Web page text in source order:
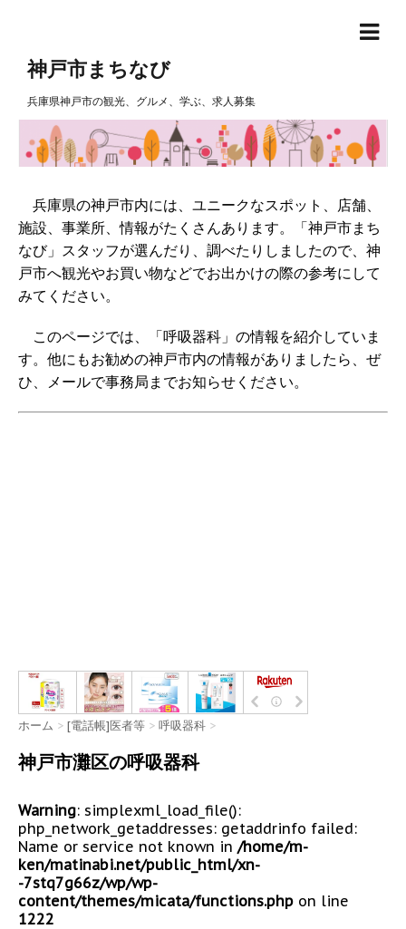
神戸市まちなび
兵庫県神戸市の観光、グルメ、学ぶ、求人募集
兵庫県の神戸市内には、ユニークなスポット、店舗、
施設、事業所、情報がたくさんあります。「神戸市まち
なび」スタッフが選んだり、調べたりしましたので、神
戸市へ観光やお買い物などでお出かけの際の参考にして
みてください。
このページでは、「呼吸器科」の情報を紹介していま
す。他にもお勧めの神戸市内の情報がありましたら、ぜ
ひ、メールで事務局までお知らせください。
ホーム > [電話帳]医者等 > 呼吸器科 >
神戸市灘区の呼吸器科
Warning: simplexml_load_file():
php_network_getaddresses: getaddrinfo failed:
Name or service not known in /home/m-
ken/matinabi.net/public_html/xn-
-7stq7g66z/wp/wp-
content/themes/micata/functions.php on line
1222